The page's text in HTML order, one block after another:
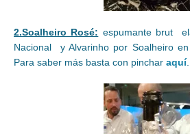
2.Soalheiro Rosé: espumante brut
Nacional y Alvarinho por Soalheiro
Para saber más basta con pinchar aquí.